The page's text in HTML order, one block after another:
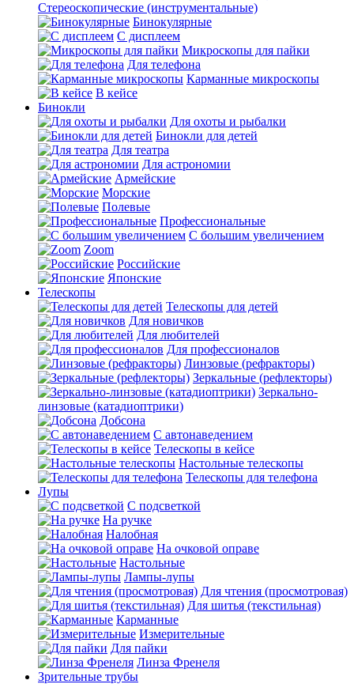
Стереоскопические (инструментальные)
Бинокулярные
С дисплеем
Микроскопы для пайки
Для телефона
Карманные микроскопы
В кейсе
Бинокли
Для охоты и рыбалки
Бинокли для детей
Для театра
Для астрономии
Армейские
Морские
Полевые
Профессиональные
С большим увеличением
Zoom
Российские
Японские
Телескопы
Телескопы для детей
Для новичков
Для любителей
Для профессионалов
Линзовые (рефракторы)
Зеркальные (рефлекторы)
Зеркально-
линзовые (катадиоптрики)
Добсона
С автонаведением
Телескопы в кейсе
Настольные телескопы
Телескопы для телефона
Лупы
С подсветкой
На ручке
Налобная
На очковой оправе
Настольные
Лампы-лупы
Для чтения (просмотровая)
Для шитья (текстильная)
Карманные
Измерительные
Для пайки
Линза Френеля
Зрительные трубы